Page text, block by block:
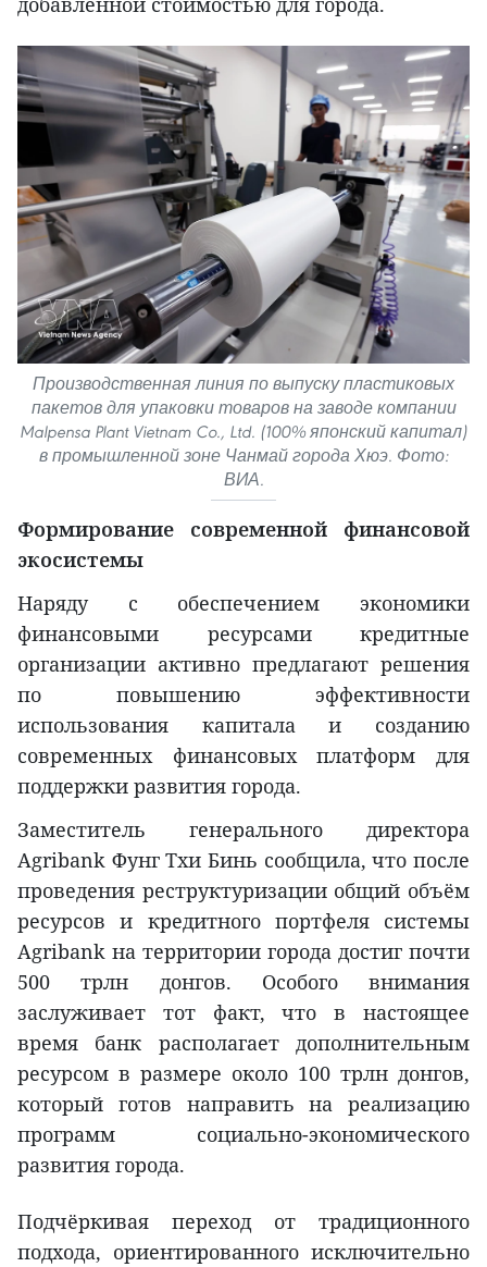
Производственная линия по выпуску пластиковых
пакетов для упаковки товаров на заводе компании
Malpensa Plant Vietnam Co., Ltd. (100% японский капитал)
в промышленной зоне Чанмай города Хюэ. Фото:
ВИА.
Формирование современной финансовой
экосистемы
Наряду с обеспечением экономики
финансовыми ресурсами кредитные
организации активно предлагают решения
по повышению эффективности
использования капитала и созданию
современных финансовых платформ для
поддержки развития города.
Заместитель генерального директора
Agribank Фунг Тхи Бинь сообщила, что после
проведения реструктуризации общий объём
ресурсов и кредитного портфеля системы
Agribank на территории города достиг почти
500 трлн донгов. Особого внимания
заслуживает тот факт, что в настоящее
время банк располагает дополнительным
ресурсом в размере около 100 трлн донгов,
который готов направить на реализацию
программ социально-экономического
развития города.
Подчёркивая переход от традиционного
подхода, ориентированного исключительно